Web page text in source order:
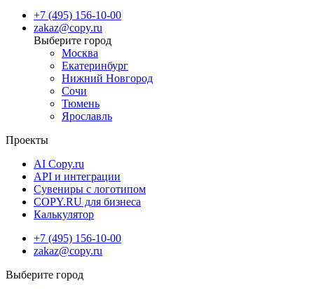
Доставка через СДЭК
или воспользуйтесь курьерской доставкой.
Срочная курьерская доставка в день заказа
нужно получить товар в минимальные сроки.
+7 (495) 156-10-00
zakaz@copy.ru
Москва
Екатеринбург
Нижний Новгород
Сочи
Тюмень
Ярославль
Проекты
AI Copy.ru
API и интеграции
Сувениры с логотипом
COPY.RU для бизнеса
Калькулятор
+7 (495) 156-10-00
zakaz@copy.ru